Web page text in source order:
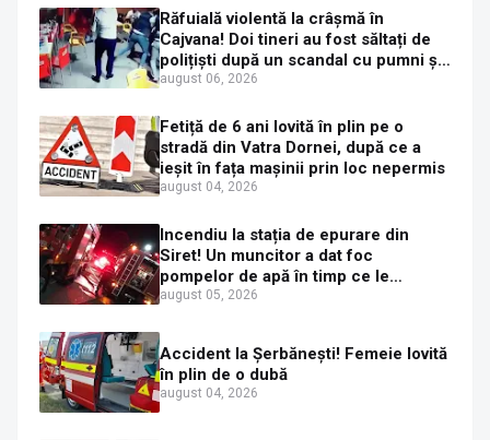
Răfuială violentă la crâșmă în
Cajvana! Doi tineri au fost săltați de
polițiști după un scandal cu pumni și
mașini distruse
august 06, 2026
Fetiță de 6 ani lovită în plin pe o
stradă din Vatra Dornei, după ce a
ieșit în fața mașinii prin loc nepermis
august 04, 2026
Incendiu la stația de epurare din
Siret! Un muncitor a dat foc
pompelor de apă în timp ce le
alimenta cu combustibil
august 05, 2026
Accident la Șerbănești! Femeie lovită
în plin de o dubă
august 04, 2026